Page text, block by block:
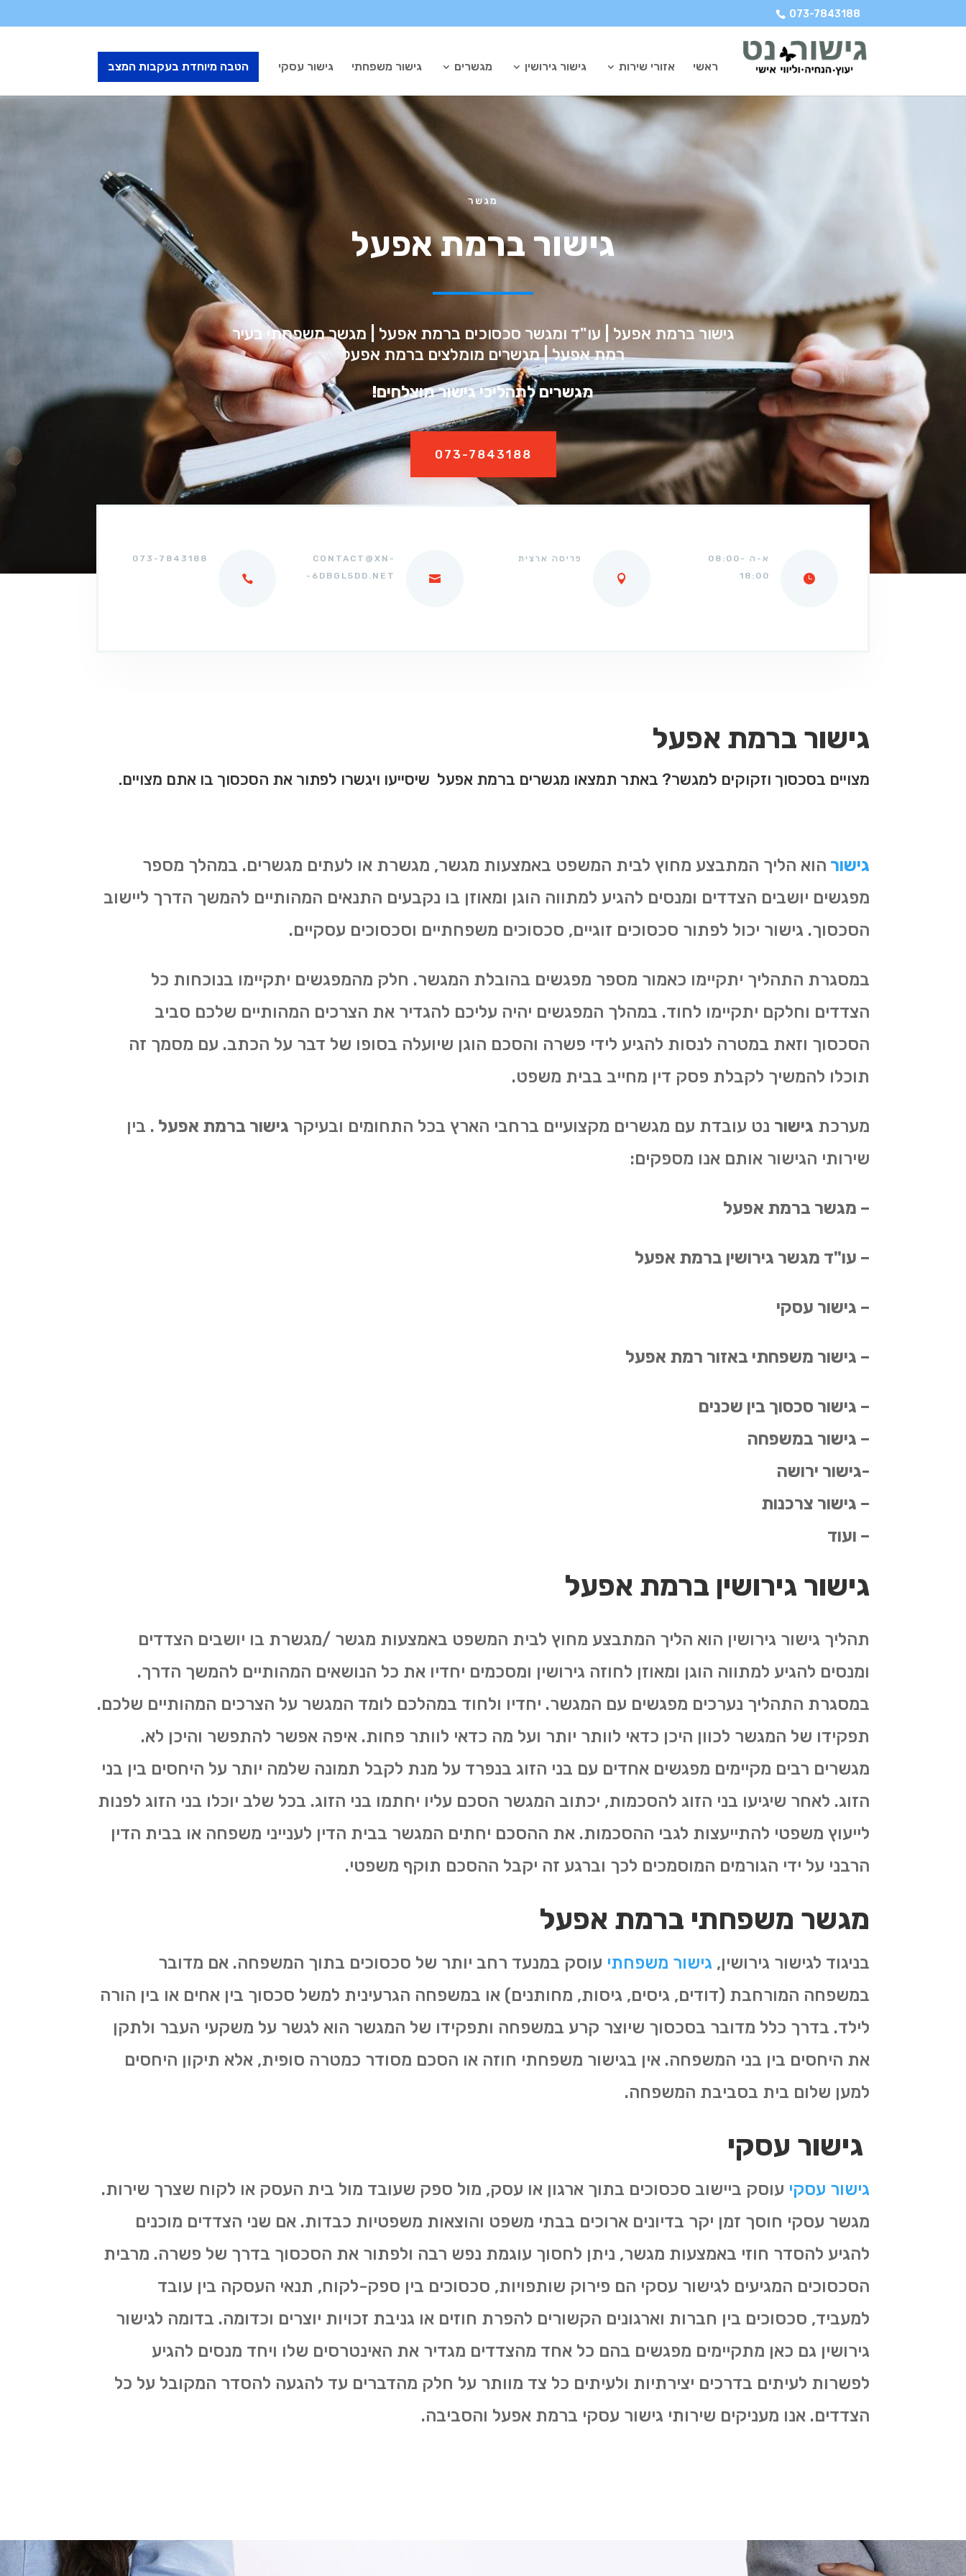
073-7843188
ראשי אזורי שירות גישור גירושין מגשרים גישור משפחתי גישור עסקי הטבה מיוחדת בעקבות המצב
מגשר
גישור ברמת אפעל
גישור ברמת אפעל | עו"ד ומגשר סכסוכים ברמת אפעל | מגשר משפחתי בעיר
רמת אפעל | מגשרים מומלצים ברמת אפעל
מגשרים לתהליכי גישור מוצלחים!
073-7843188
073-7843188
CONTACT@XN-
-6DBGL5DD.NET
פריסה ארצית
א-ה 08:00-
18:00
גישור ברמת אפעל
מצויים בסכסוך וזקוקים למגשר? באתר תמצאו מגשרים ברמת אפעל שיסייעו ויגשרו לפתור את הסכסוך בו אתם מצויים.
גישור הוא הליך המתבצע מחוץ לבית המשפט באמצעות מגשר, מגשרת או לעתים מגשרים. במהלך מספר
מפגשים יושבים הצדדים ומנסים להגיע למתווה הוגן ומאוזן בו נקבעים התנאים המהותיים להמשך הדרך ליישוב
הסכסוך. גישור יכול לפתור סכסוכים זוגיים, סכסוכים משפחתיים וסכסוכים עסקיים.
במסגרת התהליך יתקיימו כאמור מספר מפגשים בהובלת המגשר. חלק מהמפגשים יתקיימו בנוכחות כל
הצדדים וחלקם יתקיימו לחוד. במהלך המפגשים יהיה עליכם להגדיר את הצרכים המהותיים שלכם סביב
הסכסוך וזאת במטרה לנסות להגיע לידי פשרה והסכם הוגן שיועלה בסופו של דבר על הכתב. עם מסמך זה
תוכלו להמשיך לקבלת פסק דין מחייב בבית משפט.
מערכת גישור נט עובדת עם מגשרים מקצועיים ברחבי הארץ בכל התחומים ובעיקר גישור ברמת אפעל . בין
שירותי הגישור אותם אנו מספקים:
– מגשר ברמת אפעל
– עו"ד מגשר גירושין ברמת אפעל
– גישור עסקי
– גישור משפחתי באזור רמת אפעל
– גישור סכסוך בין שכנים
– גישור במשפחה
-גישור ירושה
– גישור צרכנות
– ועוד
גישור גירושין ברמת אפעל
תהליך גישור גירושין הוא הליך המתבצע מחוץ לבית המשפט באמצעות מגשר /מגשרת בו יושבים הצדדים
ומנסים להגיע למתווה הוגן ומאוזן לחוזה גירושין ומסכמים יחדיו את כל הנושאים המהותיים להמשך הדרך.
במסגרת התהליך נערכים מפגשים עם המגשר. יחדיו ולחוד במהלכם לומד המגשר על הצרכים המהותיים שלכם.
תפקידו של המגשר לכוון היכן כדאי לוותר יותר ועל מה כדאי לוותר פחות. איפה אפשר להתפשר והיכן לא.
מגשרים רבים מקיימים מפגשים אחדים עם בני הזוג בנפרד על מנת לקבל תמונה שלמה יותר על היחסים בין בני
הזוג. לאחר שיגיעו בני הזוג להסכמות, יכתוב המגשר הסכם עליו יחתמו בני הזוג. בכל שלב יוכלו בני הזוג לפנות
לייעוץ משפטי להתייעצות לגבי ההסכמות. את ההסכם יחתים המגשר בבית הדין לענייני משפחה או בבית הדין
הרבני על ידי הגורמים המוסמכים לכך וברגע זה יקבל ההסכם תוקף משפטי.
מגשר משפחתי ברמת אפעל
בניגוד לגישור גירושין, גישור משפחתי עוסק במנעד רחב יותר של סכסוכים בתוך המשפחה. אם מדובר
במשפחה המורחבת (דודים, גיסים, גיסות, מחותנים) או במשפחה הגרעינית למשל סכסוך בין אחים או בין הורה
לילד. בדרך כלל מדובר בסכסוך שיוצר קרע במשפחה ותפקידו של המגשר הוא לגשר על משקעי העבר ולתקן
את היחסים בין בני המשפחה. אין בגישור משפחתי חוזה או הסכם מסודר כמטרה סופית, אלא תיקון היחסים
למען שלום בית בסביבת המשפחה.
גישור עסקי
גישור עסקי עוסק ביישוב סכסוכים בתוך ארגון או עסק, מול ספק שעובד מול בית העסק או לקוח שצרך שירות.
מגשר עסקי חוסך זמן יקר בדיונים ארוכים בבתי משפט והוצאות משפטיות כבדות. אם שני הצדדים מוכנים
להגיע להסדר חוזי באמצעות מגשר, ניתן לחסוך עוגמת נפש רבה ולפתור את הסכסוך בדרך של פשרה. מרבית
הסכסוכים המגיעים לגישור עסקי הם פירוק שותפויות, סכסוכים בין ספק-לקוח, תנאי העסקה בין עובד
למעביד, סכסוכים בין חברות וארגונים הקשורים להפרת חוזים או גניבת זכויות יוצרים וכדומה. בדומה לגישור
גירושין גם כאן מתקיימים מפגשים בהם כל אחד מהצדדים מגדיר את האינטרסים שלו ויחד מנסים להגיע
לפשרות לעיתים בדרכים יצירתיות ולעיתים כל צד מוותר על חלק מהדברים עד להגעה להסדר המקובל על כל
הצדדים. אנו מעניקים שירותי גישור עסקי ברמת אפעל והסביבה.